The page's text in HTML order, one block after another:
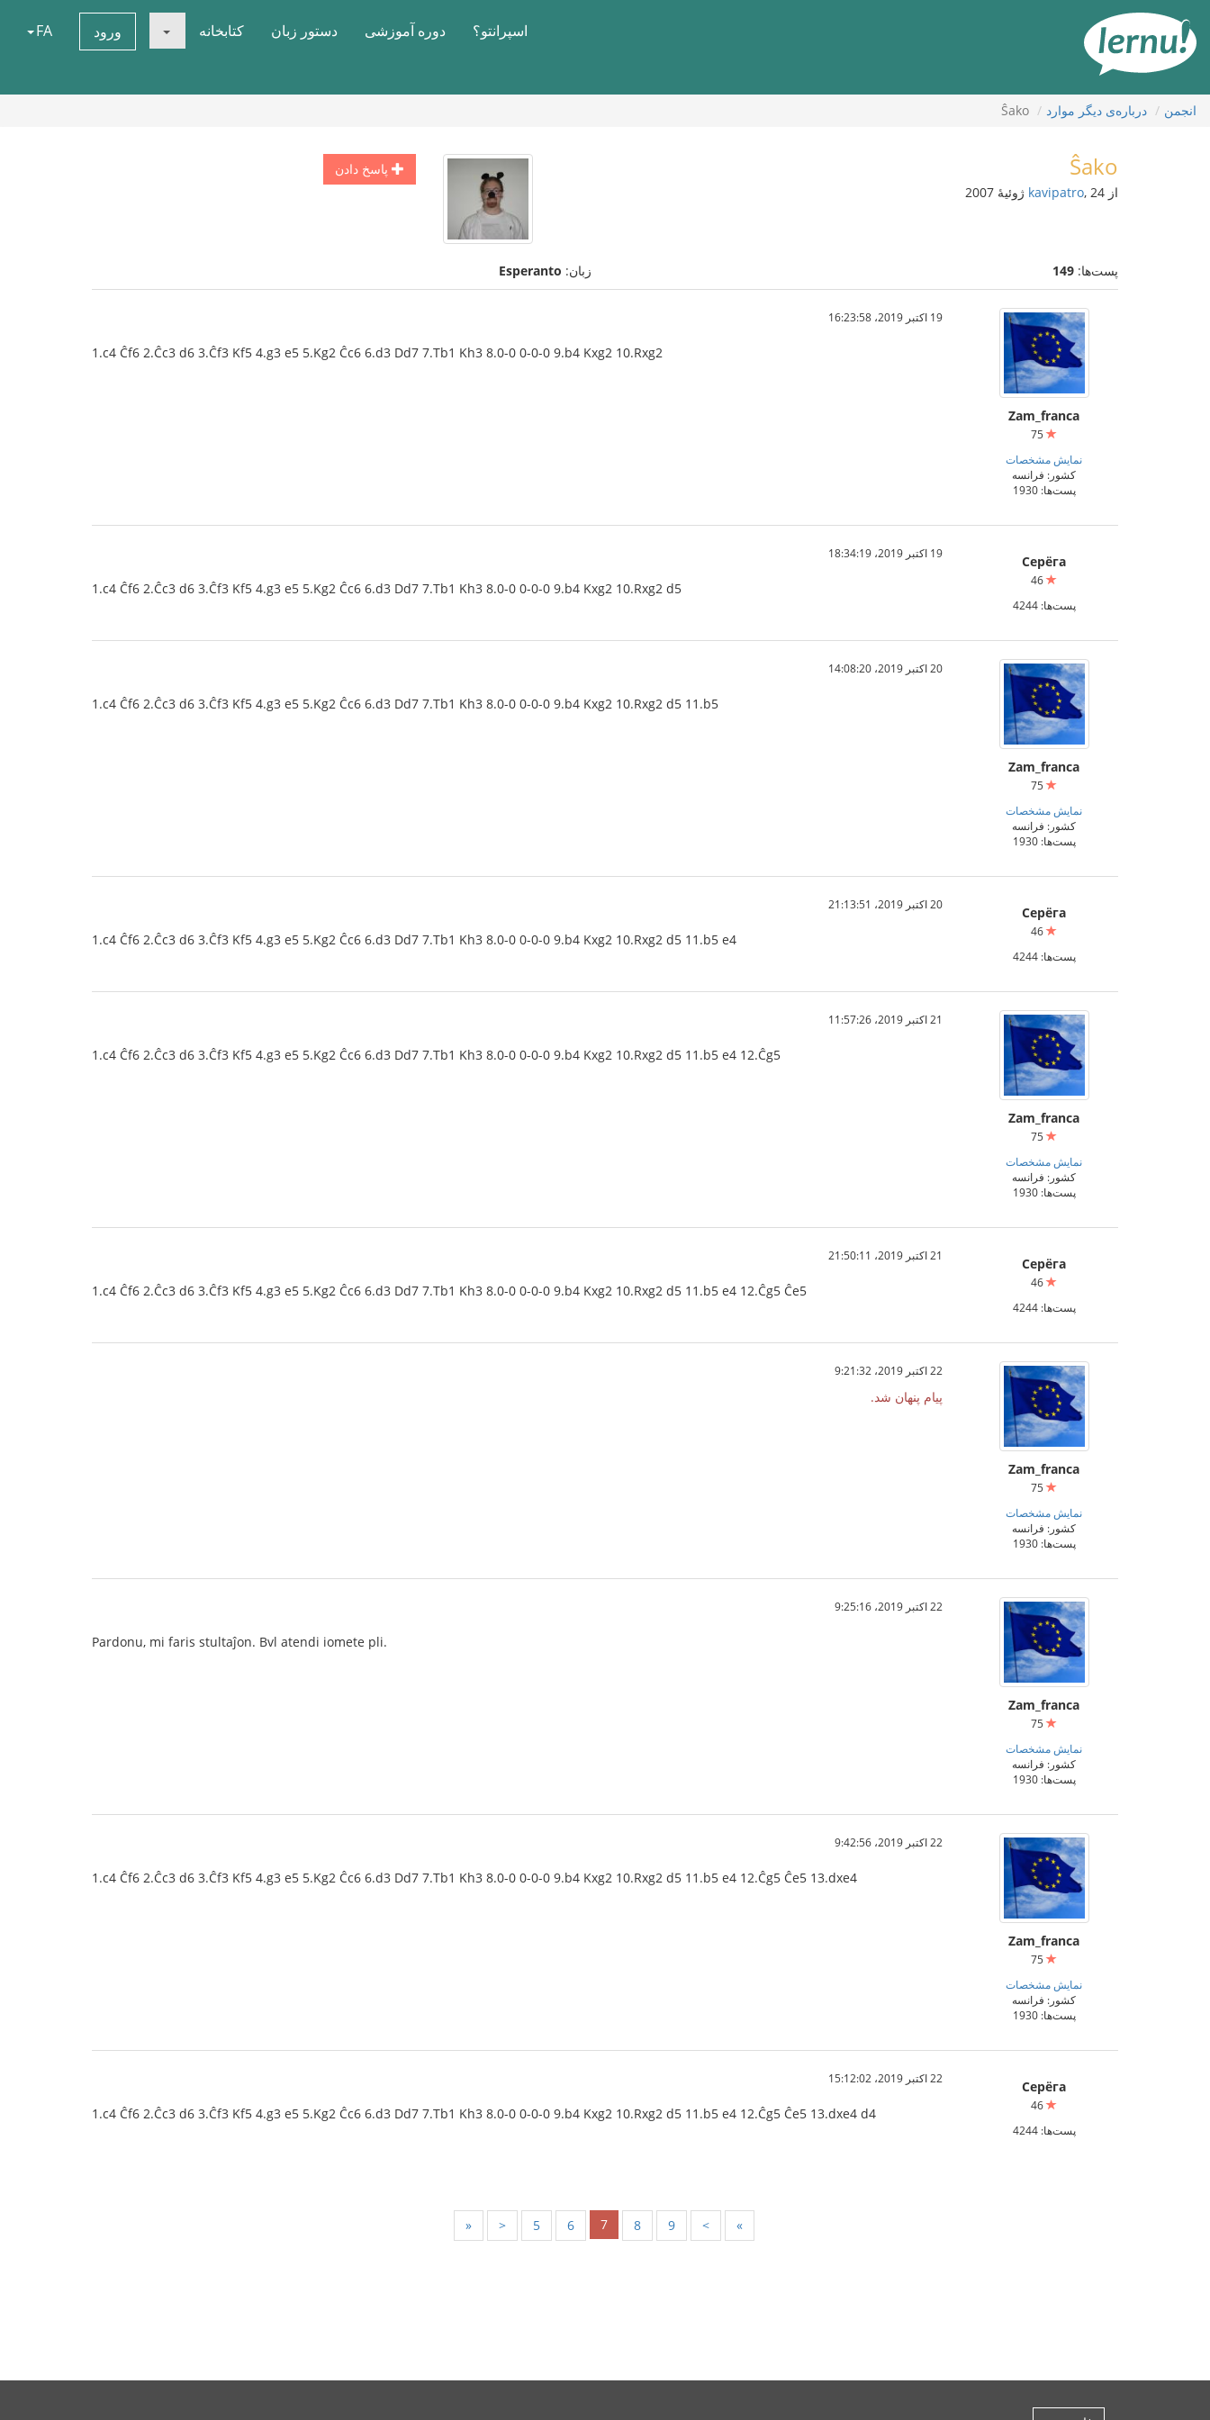
محتوا
اسپرانتو؟ دوره آموزشی دستور زبان کتابخانه ورود FA
انجمن درباره‌ی دیگر موارد Ŝako
پاسخ دادن Ŝako
از kavipatro, 24 ژوئیهٔ 2007
پست‌ها: 149 زبان: Esperanto
Zam_franca
نمایش مشخصات
کشور: فرانسه
پست‌ها: 1930
19 اکتبر 2019،‏ 16:23:58
1.c4 Ĉf6 2.Ĉc3 d6 3.Ĉf3 Kf5 4.g3 e5 5.Kg2 Ĉc6 6.d3 Dd7 7.Tb1 Kh3 8.0-0 0-0-0 9.b4 Kxg2 10.Rxg2
Серёга
پست‌ها: 4244
19 اکتبر 2019،‏ 18:34:19
1.c4 Ĉf6 2.Ĉc3 d6 3.Ĉf3 Kf5 4.g3 e5 5.Kg2 Ĉc6 6.d3 Dd7 7.Tb1 Kh3 8.0-0 0-0-0 9.b4 Kxg2 10.Rxg2 d5
Zam_franca
نمایش مشخصات
کشور: فرانسه
پست‌ها: 1930
20 اکتبر 2019،‏ 14:08:20
1.c4 Ĉf6 2.Ĉc3 d6 3.Ĉf3 Kf5 4.g3 e5 5.Kg2 Ĉc6 6.d3 Dd7 7.Tb1 Kh3 8.0-0 0-0-0 9.b4 Kxg2 10.Rxg2 d5 11.b5
Серёга
پست‌ها: 4244
20 اکتبر 2019،‏ 21:13:51
1.c4 Ĉf6 2.Ĉc3 d6 3.Ĉf3 Kf5 4.g3 e5 5.Kg2 Ĉc6 6.d3 Dd7 7.Tb1 Kh3 8.0-0 0-0-0 9.b4 Kxg2 10.Rxg2 d5 11.b5 e4
Zam_franca
نمایش مشخصات
کشور: فرانسه
پست‌ها: 1930
21 اکتبر 2019،‏ 11:57:26
1.c4 Ĉf6 2.Ĉc3 d6 3.Ĉf3 Kf5 4.g3 e5 5.Kg2 Ĉc6 6.d3 Dd7 7.Tb1 Kh3 8.0-0 0-0-0 9.b4 Kxg2 10.Rxg2 d5 11.b5 e4 12.Ĉg5
Серёга
پست‌ها: 4244
21 اکتبر 2019،‏ 21:50:11
1.c4 Ĉf6 2.Ĉc3 d6 3.Ĉf3 Kf5 4.g3 e5 5.Kg2 Ĉc6 6.d3 Dd7 7.Tb1 Kh3 8.0-0 0-0-0 9.b4 Kxg2 10.Rxg2 d5 11.b5 e4 12.Ĉg5 Ĉe5
Zam_franca
نمایش مشخصات
کشور: فرانسه
پست‌ها: 1930
22 اکتبر 2019،‏ 9:21:32
پیام پنهان شد.
Zam_franca
نمایش مشخصات
کشور: فرانسه
پست‌ها: 1930
22 اکتبر 2019،‏ 9:25:16
Pardonu, mi faris stultaĵon. Bvl atendi iomete pli.
Zam_franca
نمایش مشخصات
کشور: فرانسه
پست‌ها: 1930
22 اکتبر 2019،‏ 9:42:56
1.c4 Ĉf6 2.Ĉc3 d6 3.Ĉf3 Kf5 4.g3 e5 5.Kg2 Ĉc6 6.d3 Dd7 7.Tb1 Kh3 8.0-0 0-0-0 9.b4 Kxg2 10.Rxg2 d5 11.b5 e4 12.Ĉg5 Ĉe5 13.dxe4
Серёга
پست‌ها: 4244
22 اکتبر 2019،‏ 15:12:02
1.c4 Ĉf6 2.Ĉc3 d6 3.Ĉf3 Kf5 4.g3 e5 5.Kg2 Ĉc6 6.d3 Dd7 7.Tb1 Kh3 8.0-0 0-0-0 9.b4 Kxg2 10.Rxg2 d5 11.b5 e4 12.Ĉg5 Ĉe5 13.dxe4 d4
« < 5 6 7 8 9 > »